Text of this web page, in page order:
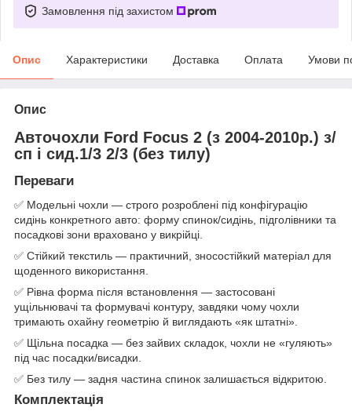
Замовлення під захистом
Опис Характеристики Доставка Оплата Умови
Опис
Авточохли Ford Focus 2 (з 2004-2010р.) з/
сп і сид.1/3 2/3 (без тилу)
Переваги
✅ Модельні чохли — строго розроблені під конфігурацію
сидінь конкретного авто: форму спинок/сидінь, підголівники та
посадкові зони враховано у викрійці.
✅ Стійкий текстиль — практичний, зносостійкий матеріал для
щоденного використання.
✅ Рівна форма після встановлення — застосовані
ущільнювачі та формувачі контуру, завдяки чому чохли
тримають охайну геометрію й виглядають «як штатні».
✅ Щільна посадка — без зайвих складок, чохли не «гуляють»
під час посадки/висадки.
✅ Без тилу — задня частина спинок залишається відкритою.
Комплектація